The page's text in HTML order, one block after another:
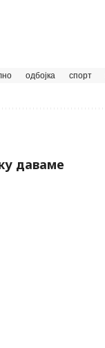
одбојка спорт
даваме